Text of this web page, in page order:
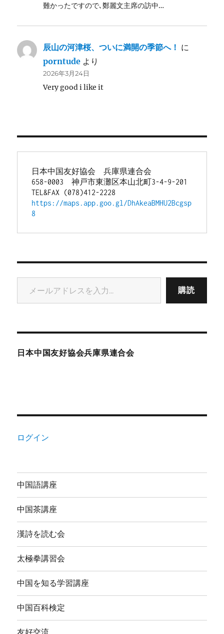
難かったですので､鄭麗文主席の訪中…
辰山の河津桜、ついに満開の季節へ！ に
porntude より
2026年3月24日
Very good i like it
日本中国友好協会　兵庫県連合会
658-0003　神戸市東灘区本山北町3-4-9-201
TEL&FAX (078)412-2228
https://maps.app.goo.gl/DhAkeaBMHU2Bcgsp
8
メールアドレスを入力...
購読
日本中国友好協会兵庫県連合会
ログイン
中国語講座
中国茶講座
漢詩を読む会
太極拳講習会
中国を知る学習講座
中国百科検定